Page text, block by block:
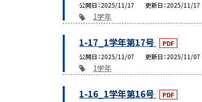
公開日 2025/11/17 更新日 2025/11/17
1学年
1-17_1学年第17号
PDF
公開日 2025/11/07 更新日 2025/11/07
1学年
1-16_1学年第16号
PDF